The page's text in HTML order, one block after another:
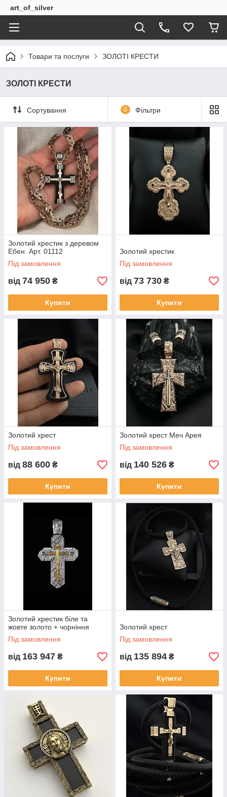
art_of_silver
Товари та послуги ЗОЛОТІ КРЕСТИ
ЗОЛОТІ КРЕСТИ
Сортування 0 Фільтри
Золотий хрестик з деревом
Ебен. Арт. 01112
Під замовлення
від 74 950 ₴
Купити
Золотий хрестик
Під замовлення
від 73 730 ₴
Купити
Золотий хрест
Під замовлення
від 88 600 ₴
Купити
Золотий хрест Меч Арея
Під замовлення
від 140 526 ₴
Купити
Золотий хрестик біле та
жовте золото + чорніння
Під замовлення
від 163 947 ₴
Купити
Золотий хрест
Під замовлення
від 135 894 ₴
Купити